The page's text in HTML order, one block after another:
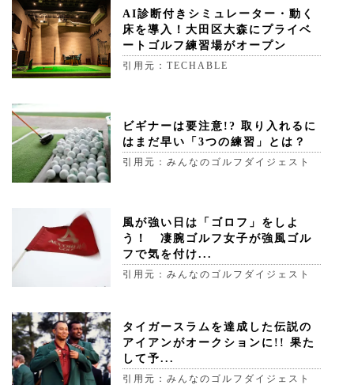
引用元：TECHABLE
AI診断付きシミュレーター・動く
床を導入！大田区大森にプライベ
ートゴルフ練習場がオープン
引用元：みんなのゴルフダイジェスト
ビギナーは要注意!? 取り入れるに
はまだ早い「3つの練習」とは？
引用元：みんなのゴルフダイジェスト
風が強い日は「ゴロフ」をしよ
う！ 凄腕ゴルフ女子が強風ゴル
フで気を付け...
引用元：みんなのゴルフダイジェスト
タイガースラムを達成した伝説の
アイアンがオークションに!! 果た
して予...